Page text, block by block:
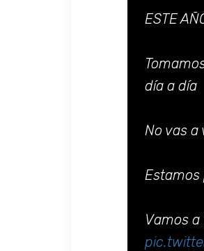
ESTE
día a día
No vas
Estamos
Vamos